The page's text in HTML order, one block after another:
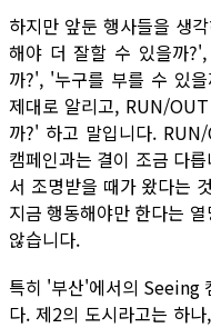
하지만 앞둔 행사들을 생
해야 더 잘할 수 있을까
까?', '누구를 부를 수 있을
제대로 알리고, RUN/
까?' 하고 말입니다.
캠페인과는 결이 조금 다
서 조명받을 때가 왔다는
지금 행동해야만 한다는
않습니다.
특히 '부산'에서의 Seeing
다. 제2의 도시라고는 하